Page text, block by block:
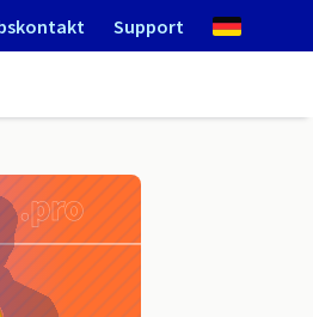
Support